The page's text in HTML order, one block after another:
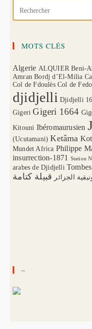
MOTS CLÉS
Algerie ALQUIER Beni-
Amran Bordj d’El-Milia
Col de Fdoulès Col de
djidjelli Djidjelli
Gigeri Gigeri 1664
Kitouni Ibéromaurusien
(Ucutamani) Ketâma
Mundet Africa Philippe
insurrection-1871
Station
arabes de Djidjelli
الجزائر قبيلة كتامة
–